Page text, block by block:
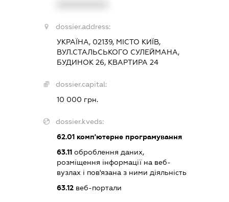
dossier.address:
УКРАЇНА, 02139, МІСТО КИЇВ,
ВУЛ.СТАЛЬСЬКОГО СУЛЕЙМАНА,
БУДИНОК 26, КВАРТИРА 24
dossier.capital:
10 000 грн.
dossier.kveds:
62.01комп'ютерне програмування
63.11оброблення даних,
розміщення інформації на веб-
вузлах і пов'язана з ними діяльність
63.12веб-портали